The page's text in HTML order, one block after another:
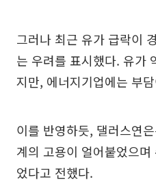
그러나 최근 유가 급락이
는 우려를 표시했다. 유가
지만, 에너지기업에는 부
이를 반영하듯, 댈러스연
계의 고용이 얼어붙었으
었다고 전했다.